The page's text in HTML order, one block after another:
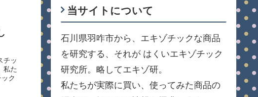
チッ
私た
ク
当サイトについて
石川県羽咋市から、エキゾチックな商品
を研究する、それが はくいエキゾチック
研究所。略してエキゾ研。
私たちが実際に買い、使ってみた商品の